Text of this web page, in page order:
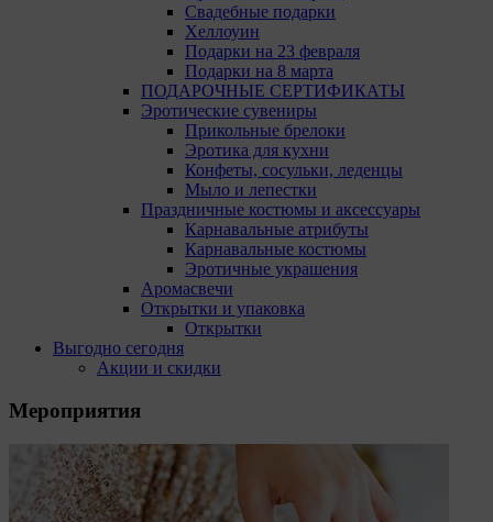
Свадебные подарки
Хеллоуин
Подарки на 23 февраля
Подарки на 8 марта
ПОДАРОЧНЫЕ СЕРТИФИКАТЫ
Эротические сувениры
Прикольные брелоки
Эротика для кухни
Конфеты, сосульки, леденцы
Мыло и лепестки
Праздничные костюмы и аксессуары
Карнавальные атрибуты
Карнавальные костюмы
Эротичные украшения
Аромасвечи
Открытки и упаковка
Открытки
Выгодно сегодня
Акции и скидки
Мероприятия